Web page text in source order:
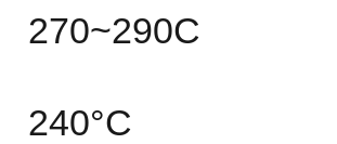
270~290C
240°C